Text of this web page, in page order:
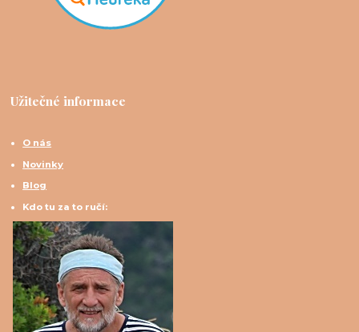
Užitečné informace
O nás
Novinky
Blog
Kdo tu za to ručí: